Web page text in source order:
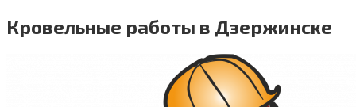
Кровельные работы в Дзержинске